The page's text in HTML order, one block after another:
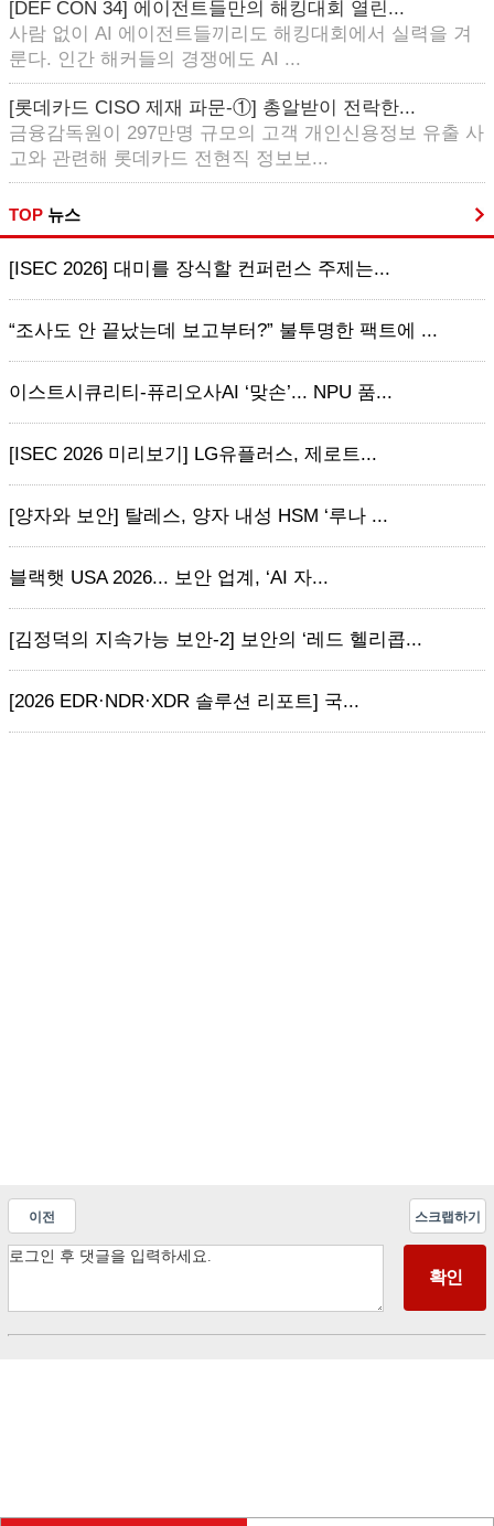
[DEF CON 34] 에이전트들만의 해킹대회 열린...
사람 없이 AI 에이전트들끼리도 해킹대회에서 실력을 겨
룬다. 인간 해커들의 경쟁에도 AI ...
[롯데카드 CISO 제재 파문-①] 총알받이 전락한...
금융감독원이 297만명 규모의 고객 개인신용정보 유출 사
고와 관련해 롯데카드 전현직 정보보...
TOP 뉴스
[ISEC 2026] 대미를 장식할 컨퍼런스 주제는...
“조사도 안 끝났는데 보고부터?” 불투명한 팩트에 ...
이스트시큐리티-퓨리오사AI ‘맞손’... NPU 품...
[ISEC 2026 미리보기] LG유플러스, 제로트...
[양자와 보안] 탈레스, 양자 내성 HSM ‘루나 ...
블랙햇 USA 2026... 보안 업계, ‘AI 자...
[김정덕의 지속가능 보안-2] 보안의 ‘레드 헬리콥...
[2026 EDR·NDR·XDR 솔루션 리포트] 국...
이전 스크랩하기